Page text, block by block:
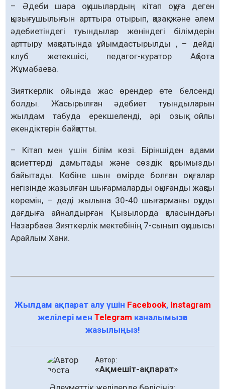
– Әдеби шара оқушылардың кітап оқуға деген
қызығушылығын арттыра отырып, қазақ және әлем
әдебиетіндегі туындылар жөніндегі білімдерін
арттыру мақсатында ұйымдастырылды , – дейді
клуб жетекшісі, педагог-куратор Ақбота
Жұмабаева.
Зияткерлік ойында жас өрендер өте белсенді
болды. Жасырылған әдебиет туындыларын
жылдам табуда ерекшеленді, әрі озық ойлы
екендіктерін байқатты.
– Кітап мен үшін білім көзі. Біріншіден адами
қасиеттерді дамытады және сөздік қорымызды
байытады. Көбіне шын өмірде болған оқиғалар
негізінде жазылған шығармаларды оқығанды жақсы
көремін, – деді жылына 30-40 шығарманы оқуды
дағдыға айналдырған Қызылорда қаласындағы
Назарбаев Зияткерлік мектебінің 7-сынып оқушысы
Арайлым Хани.
Жылдам ақпарат алу үшін Facebook, Instagram
желілері мен Telegram каналымызға
жазылыңыз!
Автор:
«Ақмешіт-ақпарат»